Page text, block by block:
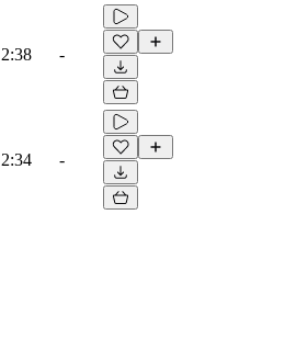
2:38 -
2:34 -